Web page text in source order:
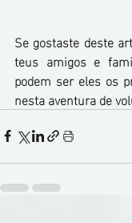
Se gostaste deste
teus amigos e
podem ser eles os
nesta aventura de